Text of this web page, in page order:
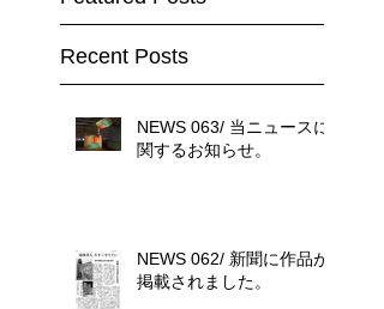
Recent Posts
NEWS 063/ 当ニュースに
関するお知らせ。
NEWS 062/ 新聞に作品が
掲載されました。